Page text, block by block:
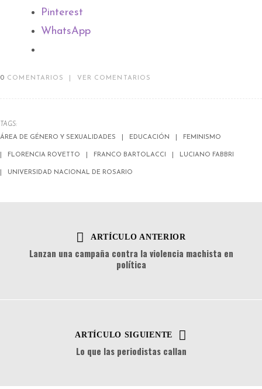
Pinterest
WhatsApp
0 COMENTARIOS VER COMENTARIOS
TAGS:
ÁREA DE GÉNERO Y SEXUALIDADES
EDUCACIÓN FEMINISMO
FLORENCIA ROVETTO FRANCO BARTOLACCI LUCIANO FABBRI
UNIVERSIDAD NACIONAL DE ROSARIO
ARTÍCULO ANTERIOR
Lanzan una campaña contra la violencia machista en
política
ARTÍCULO SIGUIENTE
Lo que las periodistas callan